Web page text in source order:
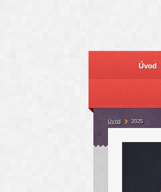
Úvod
Úvod 2025